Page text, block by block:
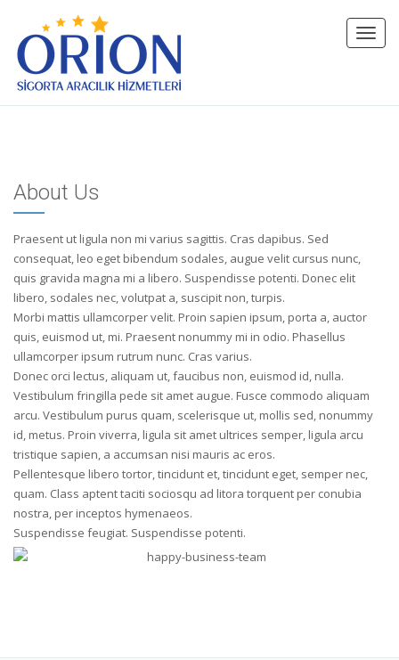
About Us
Praesent ut ligula non mi varius sagittis. Cras dapibus. Sed
consequat, leo eget bibendum sodales, augue velit cursus nunc,
quis gravida magna mi a libero. Suspendisse potenti. Donec elit
libero, sodales nec, volutpat a, suscipit non, turpis.
Morbi mattis ullamcorper velit. Proin sapien ipsum, porta a, auctor
quis, euismod ut, mi. Praesent nonummy mi in odio. Phasellus
ullamcorper ipsum rutrum nunc. Cras varius.
Donec orci lectus, aliquam ut, faucibus non, euismod id, nulla.
Vestibulum fringilla pede sit amet augue. Fusce commodo aliquam
arcu. Vestibulum purus quam, scelerisque ut, mollis sed, nonummy
id, metus. Proin viverra, ligula sit amet ultrices semper, ligula arcu
tristique sapien, a accumsan nisi mauris ac eros.
Pellentesque libero tortor, tincidunt et, tincidunt eget, semper nec,
quam. Class aptent taciti sociosqu ad litora torquent per conubia
nostra, per inceptos hymenaeos.
Suspendisse feugiat. Suspendisse potenti.